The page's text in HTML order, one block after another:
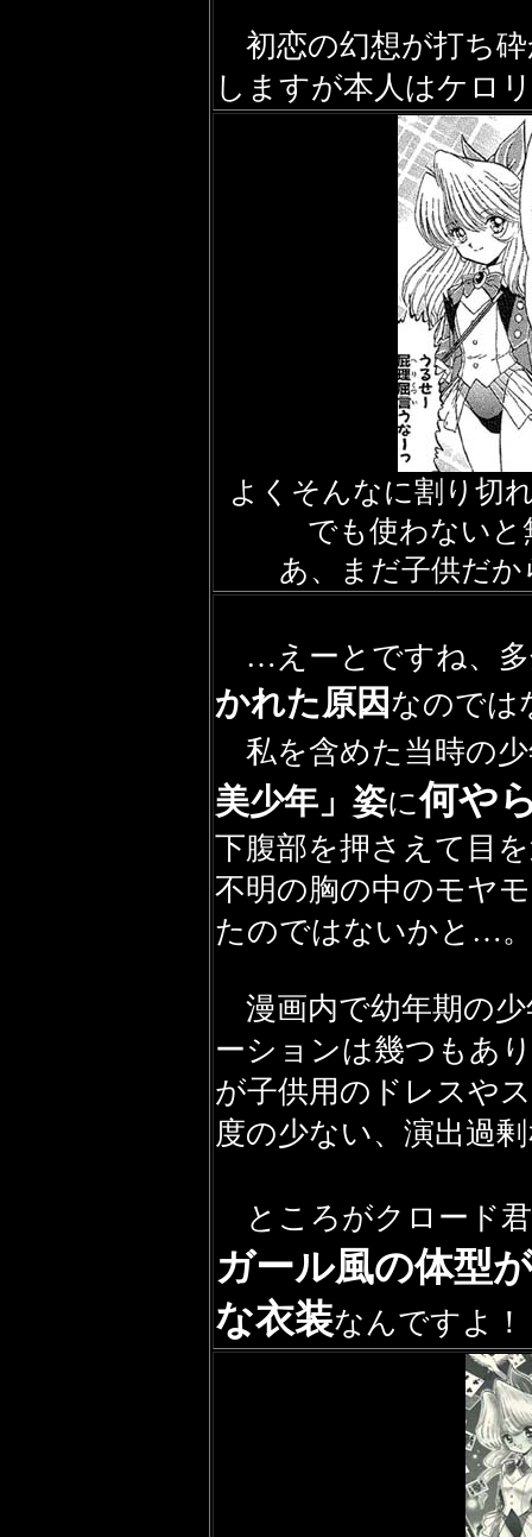
初恋の幻想が打ち
しますが本人はケロ
よくそんなに割り切
でも使わない
あ、まだ子供だ
…えーとですね、
かれた原因 なのでは
私を含めた当時の
美少年」姿に何や
下腹部を押さえて目
不明の胸の中のモヤ
たのではないかと…。
漫画内で幼年期の
ーションは幾つもあ
が子供用のドレスや
度の少ない、演出過
ところがクロード
ガール風の体型
な衣装なんですよ！